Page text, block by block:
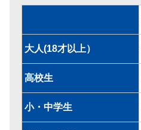
大人(18才以上）
高校生
小・中学生